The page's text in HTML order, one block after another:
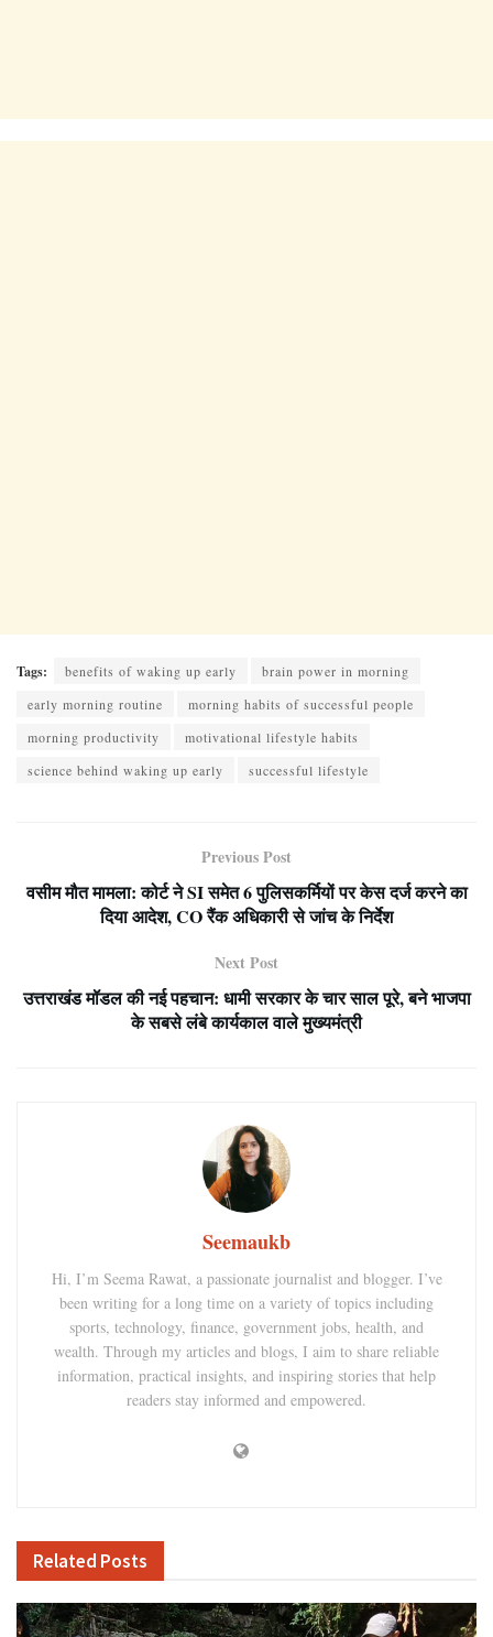
Tags: benefits of waking up early
brain power in morning
early morning routine
morning habits of successful people
morning productivity
motivational lifestyle habits
science behind waking up early
successful lifestyle
Previous Post
वसीम मौत मामला: कोर्ट ने SI समेत 6 पुलिसकर्मियों पर केस दर्ज करने का
दिया आदेश, CO रैंक अधिकारी से जांच के निर्देश
Next Post
उत्तराखंड मॉडल की नई पहचान: धामी सरकार के चार साल पूरे, बने भाजपा
के सबसे लंबे कार्यकाल वाले मुख्यमंत्री
Seemaukb
Hi, I’m Seema Rawat, a passionate journalist and blogger. I’ve
been writing for a long time on a variety of topics including
sports, technology, finance, government jobs, health, and
wealth. Through my articles and blogs, I aim to share reliable
information, practical insights, and inspiring stories that help
readers stay informed and empowered.
Related Posts